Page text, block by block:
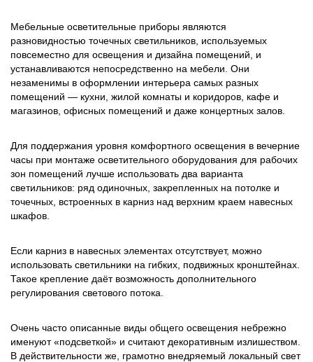
Мебельные осветительные приборы являются
разновидностью точечных светильников, используемых
повсеместно для освещения и дизайна помещений, и
устанавливаются непосредственно на мебели. Они
незаменимы в оформлении интерьера самых разных
помещений — кухни, жилой комнаты и коридоров, кафе и
магазинов, офисных помещений и даже концертных залов.
Для поддержания уровня комфортного освещения в вечерние
часы при монтаже осветительного оборудования для рабочих
зон помещений лучше использовать два варианта
светильников: ряд одиночных, закрепленных на потолке и
точечных, встроенных в карниз над верхним краем навесных
шкафов.
Если карниз в навесных элементах отсутствует, можно
использовать светильники на гибких, подвижных кронштейнах.
Такое крепление даёт возможность дополнительного
регулирования светового потока.
Очень часто описанные виды общего освещения небрежно
именуют «подсветкой» и считают декоративным излишеством.
В действительности же, грамотно внедряемый локальный свет